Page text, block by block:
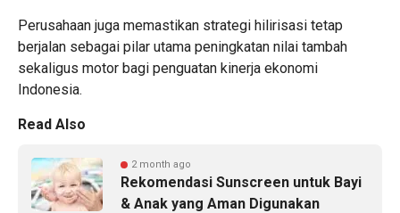
Perusahaan juga memastikan strategi hilirisasi tetap
berjalan sebagai pilar utama peningkatan nilai tambah
sekaligus motor bagi penguatan kinerja ekonomi
Indonesia.
Read Also
2 month ago
Rekomendasi Sunscreen untuk Bayi
& Anak yang Aman Digunakan